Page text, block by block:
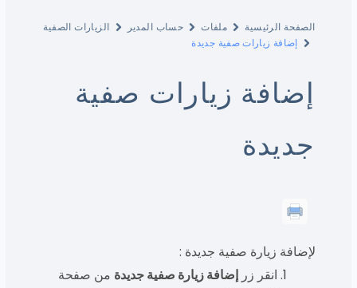
الصفحة الرئيسية ملفات حساب المدير
الزيارات الصفية
إضافة زيارات صفية جديدة
إضافة زيارات صفية
جديدة
لإضافة زيارة صفية جديدة :
انقر زرإضافة زيارة صفية جديدة من صفحة